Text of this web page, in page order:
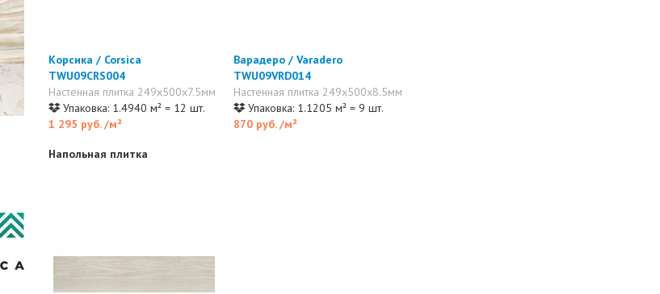
Корсика / Corsica
TWU09CRS004
Настенная плитка 249x500x7.5мм
Упаковка: 1.4940 м² = 12 шт.
1 295 руб./м²
Варадеро / Varadero
TWU09VRD014
Настенная плитка 249x500x8.5мм
Упаковка: 1.1205 м² = 9 шт.
870 руб./м²
Напольная плитка